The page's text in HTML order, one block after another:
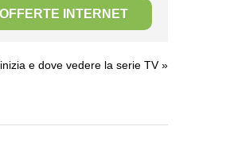
INTERNET
e dove vedere la serie TV»